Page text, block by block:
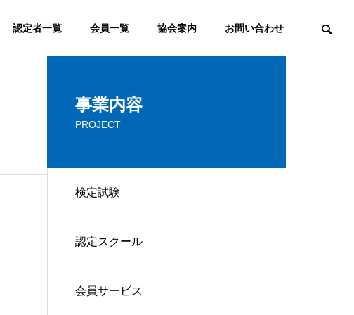
認定者一覧 会員一覧 協会案内 お問い合わせ
ウェブマーケティング
COMMITTEE
FAQ
事業内容
PROJECT
検定試験
認定スクール
会員サービス